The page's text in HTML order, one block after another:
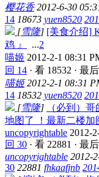
樱花香 2012-6-30
14 18673 yuen8520
[雪隆] [美食介绍]
鸡 』
...2
喵姬 2012-2-1 08:31
回 14 · 看 18532 · 最后
喵姬 2012-2-1 08:31
14 18532 yuen8520
[雪隆]
（必到）
地图了 ！最新二楼加
uncopyrightable 2012-
回 30 · 看 22881 · 最后
uncopyrightable 2012-
30 22881 fhkaafjnb